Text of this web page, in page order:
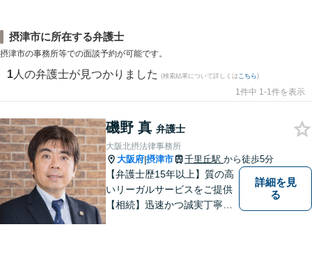
摂津市に所在する弁護士
摂津市の事務所等での面談予約が可能です。
1 人の弁護士が見つかりました (検索結果について詳しくは こちら)
1件中 1-1件を表示
磯野 真 弁護士
大阪北摂法律事務所
大阪府|摂津市 千里丘駅 から徒歩5分
【弁護士歴15年以上】質の高
いリーガルサービスをご提供
【相続】迅速かつ誠実丁寧な
詳細を見
る